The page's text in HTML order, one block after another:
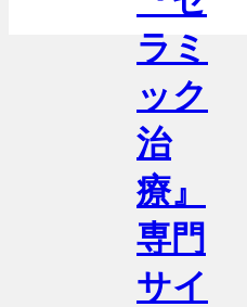
ラミ
ック
治
療』
専門
サイ